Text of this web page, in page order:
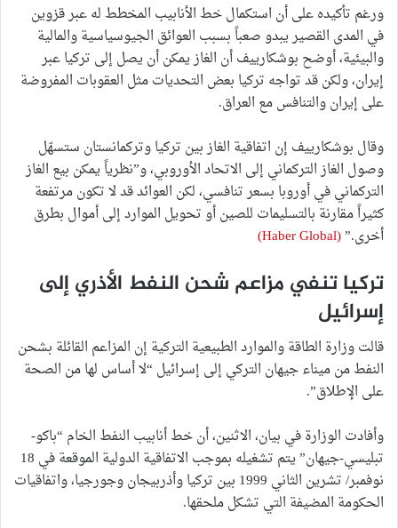
ورغم تأكيده على أن استكمال خط الأنابيب المخطط له عبر قزوين
في المدى القصير يبدو صعباً بسبب العوائق الجيوسياسية والمالية
والبيئية، أوضح بوشكارييف أن الغاز يمكن أن يصل إلى تركيا عبر
إيران، ولكن قد تواجه تركيا بعض التحديات مثل العقوبات المفروضة
على إيران والتنافس مع العراق.
وقال بوشكارييف إن اتفاقية الغاز بين تركيا وتركمانستان ستسهّل
وصول الغاز التركماني إلى الاتحاد الأوروبي، و”نظرياً يمكن بيع الغاز
التركماني في أوروبا بسعر تنافسي، لكن العوائد قد لا تكون مرتفعة
كثيراً مقارنة بالتسليمات للصين أو تحويل الموارد إلى أموال بطرق
أخرى.”(Haber Global)
تركيا تنفي مزاعم شحن النفط الأذري إلى
إسرائيل
قالت وزارة الطاقة والموارد الطبيعية التركية إن المزاعم القائلة بشحن
النفط من ميناء جيهان التركي إلى إسرائيل “لا أساس لها من الصحة
على الإطلاق”.
وأفادت الوزارة في بيان، الاثنين، أن خط أنابيب النفط الخام “باكو-
تبليسي-جيهان” يتم تشغيله بموجب الاتفاقية الدولية الموقعة في 18
نوفمبر/ تشرين الثاني 1999 بين تركيا وأذربيجان وجورجيا، واتفاقيات
الحكومة المضيفة التي تشكل ملحقها.